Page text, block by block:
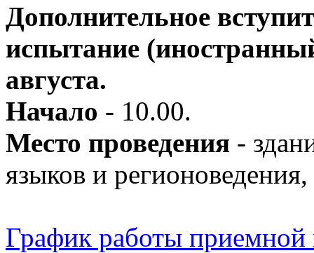
Дополнительное
испытание
августа.
Начало - 10.00.
Место проведения -
языков и
График работы приемной